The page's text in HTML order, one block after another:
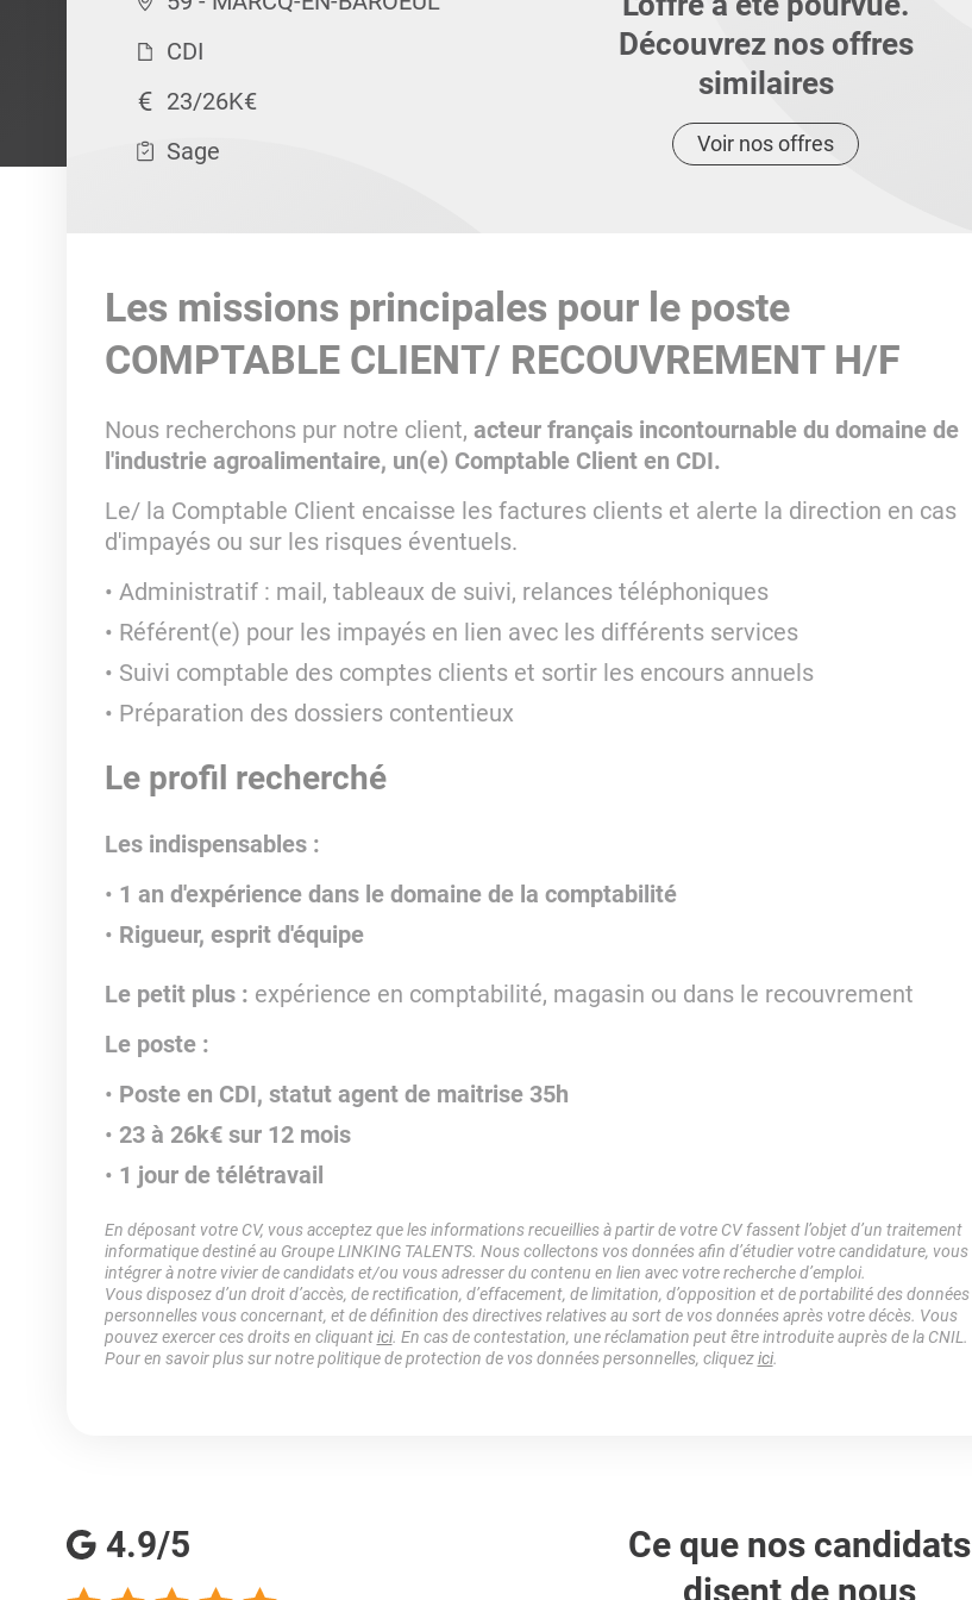
CDI
23/26K€
Sage
Découvrez nos offres
similaires
Voir nos offres
Les missions principales pour le poste
COMPTABLE CLIENT/ RECOUVREMENT H/F
Nous recherchons pur notre client, acteur français incontournable du domaine de
l'industrie agroalimentaire, un(e) Comptable Client en CDI.
Le/ la Comptable Client encaisse les factures clients et alerte la direction en cas
d'impayés ou sur les risques éventuels.
Administratif : mail, tableaux de suivi, relances téléphoniques
Référent(e) pour les impayés en lien avec les différents services
Suivi comptable des comptes clients et sortir les encours annuels
Préparation des dossiers contentieux
Le profil recherché
Les indispensables :
1 an d'expérience dans le domaine de la comptabilité
Rigueur, esprit d'équipe
Le petit plus : expérience en comptabilité, magasin ou dans le recouvrement
Le poste :
Poste en CDI, statut agent de maitrise 35h
23 à 26k€ sur 12 mois
1 jour de télétravail
En déposant votre CV, vous acceptez que les informations recueillies à partir de votre CV fassent l’objet d’un traitement
informatique destiné au Groupe LINKING TALENTS. Nous collectons vos données afin d’étudier votre candidature, vous
intégrer à notre vivier de candidats et/ou vous adresser du contenu en lien avec votre recherche d’emploi.
Vous disposez d’un droit d’accès, de rectification, d’effacement, de limitation, d’opposition et de portabilité des données
personnelles vous concernant, et de définition des directives relatives au sort de vos données après votre décès. Vous
pouvez exercer ces droits en cliquantici. En cas de contestation, une réclamation peut être introduite auprès de la CNIL.
Pour en savoir plus sur notre politique de protection de vos données personnelles, cliquezici.
4.9/5
Ce que nos candidats
disent de nous